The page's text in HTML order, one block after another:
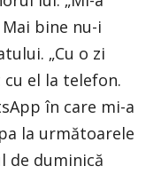
bine nu-i
„Cu o zi
el la telefon.
în care mi-a
la următoarele
de duminică